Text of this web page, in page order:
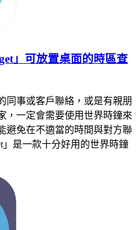
」可放置桌面的時區查
同事或客戶聯絡，或是有親朋
，一定會需要使用世界時鐘來
避免在不適當的時間與對方聯
」是一款十分好用的世界時鐘